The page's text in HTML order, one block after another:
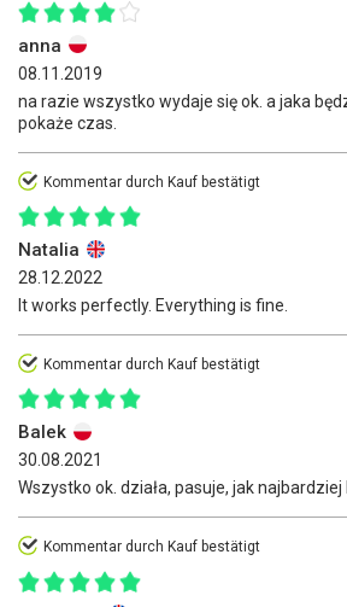
anna
08.11.2019
na razie wszystko wydaje się ok. a jaka
pokaże czas.
Kommentar durch Kauf bestätigt
Natalia
28.12.2022
It works perfectly. Everything is fine.
Kommentar durch Kauf bestätigt
Balek
30.08.2021
Wszystko ok. działa, pasuje, jak najbardziej
Kommentar durch Kauf bestätigt